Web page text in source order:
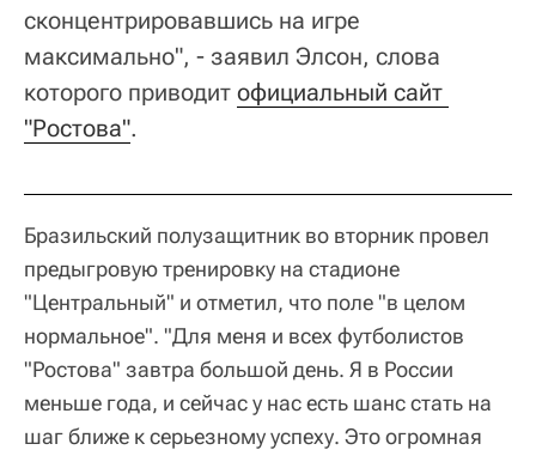
сконцентрировавшись на игре
максимально", - заявил Элсон, слова
которого приводит официальный сайт
"Ростова".
Бразильский полузащитник во вторник провел
предыгровую тренировку на стадионе
"Центральный" и отметил, что поле "в целом
нормальное". "Для меня и всех футболистов
"Ростова" завтра большой день. Я в России
меньше года, и сейчас у нас есть шанс стать на
шаг ближе к серьезному успеху. Это огромная